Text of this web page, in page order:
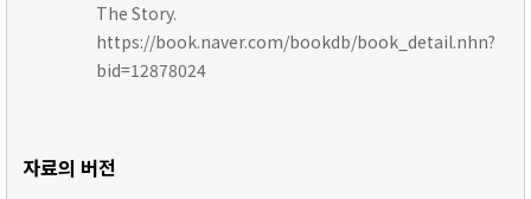
The Story.
https://book.naver.com/bookdb/book_detail.nhn?
bid=12878024
자료의 버전